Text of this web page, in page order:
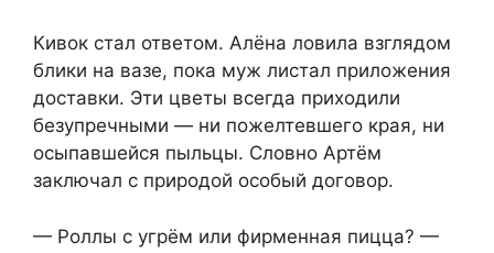
Кивок стал ответом. Алёна ловила взглядом
блики на вазе, пока муж листал приложения
доставки. Эти цветы всегда приходили
безупречными — ни пожелтевшего края, ни
осыпавшейся пыльцы. Словно Артём
заключал с природой особый договор.
— Роллы с угрём или фирменная пицца? —